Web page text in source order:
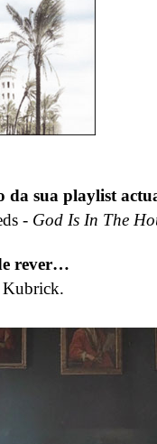
da sua playlist
- God Is In The
rever…
Kubrick.